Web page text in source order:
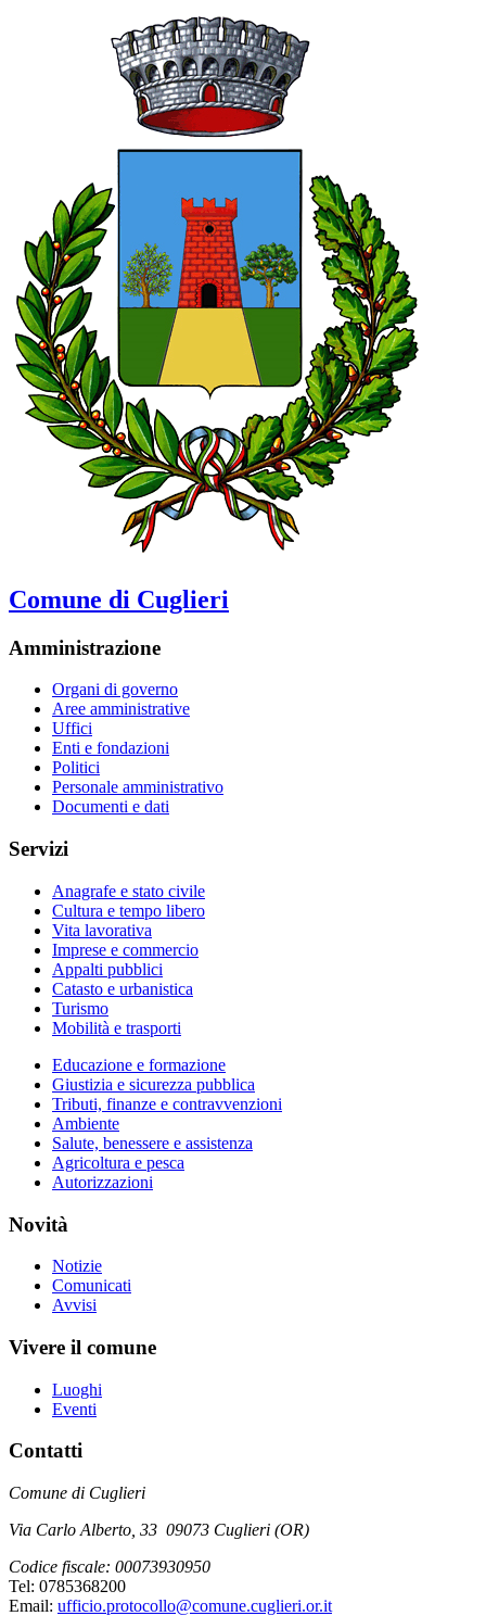
Comune di Cuglieri
Amministrazione
Organi di governo
Aree amministrative
Uffici
Enti e fondazioni
Politici
Personale amministrativo
Documenti e dati
Servizi
Anagrafe e stato civile
Cultura e tempo libero
Vita lavorativa
Imprese e commercio
Appalti pubblici
Catasto e urbanistica
Turismo
Mobilità e trasporti
Educazione e formazione
Giustizia e sicurezza pubblica
Tributi, finanze e contravvenzioni
Ambiente
Salute, benessere e assistenza
Agricoltura e pesca
Autorizzazioni
Novità
Notizie
Comunicati
Avvisi
Vivere il comune
Luoghi
Eventi
Contatti
Comune di Cuglieri
Via Carlo Alberto, 33 09073 Cuglieri (OR)
Codice fiscale: 00073930950
Tel: 0785368200
Email: ufficio.protocollo@comune.cuglieri.or.it